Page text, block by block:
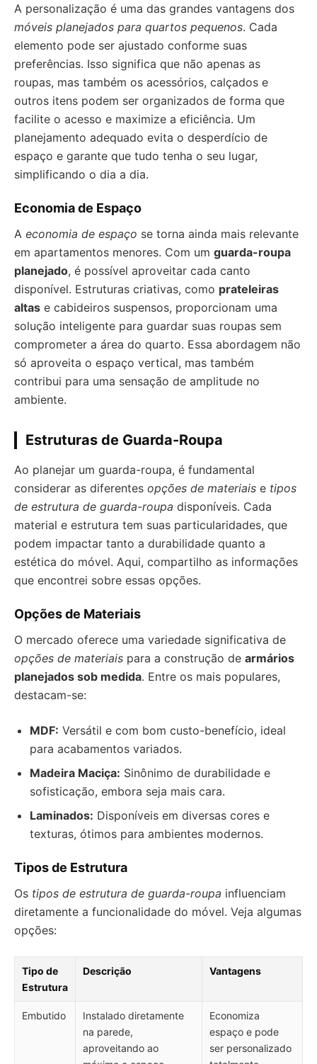
A personalização é uma das grandes vantagens dos
móveis planejados para quartos pequenos. Cada
elemento pode ser ajustado conforme suas
preferências. Isso significa que não apenas as
roupas, mas também os acessórios, calçados e
outros itens podem ser organizados de forma que
facilite o acesso e maximize a eficiência. Um
planejamento adequado evita o desperdício de
espaço e garante que tudo tenha o seu lugar,
simplificando o dia a dia.
Economia de Espaço
A economia de espaço se torna ainda mais relevante
em apartamentos menores. Com um guarda-roupa
planejado, é possível aproveitar cada canto
disponível. Estruturas criativas, como prateleiras
altas e cabideiros suspensos, proporcionam uma
solução inteligente para guardar suas roupas sem
comprometer a área do quarto. Essa abordagem não
só aproveita o espaço vertical, mas também
contribui para uma sensação de amplitude no
ambiente.
Estruturas de Guarda-Roupa
Ao planejar um guarda-roupa, é fundamental
considerar as diferentes opções de materiais e tipos
de estrutura de guarda-roupa disponíveis. Cada
material e estrutura tem suas particularidades, que
podem impactar tanto a durabilidade quanto a
estética do móvel. Aqui, compartilho as informações
que encontrei sobre essas opções.
Opções de Materiais
O mercado oferece uma variedade significativa de
opções de materiais para a construção de armários
planejados sob medida. Entre os mais populares,
destacam-se:
MDF: Versátil e com bom custo-benefício, ideal
para acabamentos variados.
Madeira Maciça: Sinônimo de durabilidade e
sofisticação, embora seja mais cara.
Laminados: Disponíveis em diversas cores e
texturas, ótimos para ambientes modernos.
Tipos de Estrutura
Os tipos de estrutura de guarda-roupa influenciam
diretamente a funcionalidade do móvel. Veja algumas
opções:
Tipo de
Estrutura
Descrição Vantagens
Embutido
Instalado diretamente
na parede,
aproveitando ao
Economiza
espaço e pode
ser personalizado